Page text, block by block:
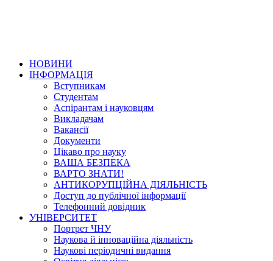
НОВИНИ
ІНФОРМАЦІЯ
Вступникам
Студентам
Аспірантам і науковцям
Викладачам
Вакансії
Документи
Цікаво про науку
ВАША БЕЗПЕКА
ВАРТО ЗНАТИ!
АНТИКОРУПЦІЙНА ДІЯЛЬНІСТЬ
Доступ до публічної інформації
Телефонний довідник
УНІВЕРСИТЕТ
Портрет ЧНУ
Наукова й інноваційна діяльність
Наукові періодичні видання